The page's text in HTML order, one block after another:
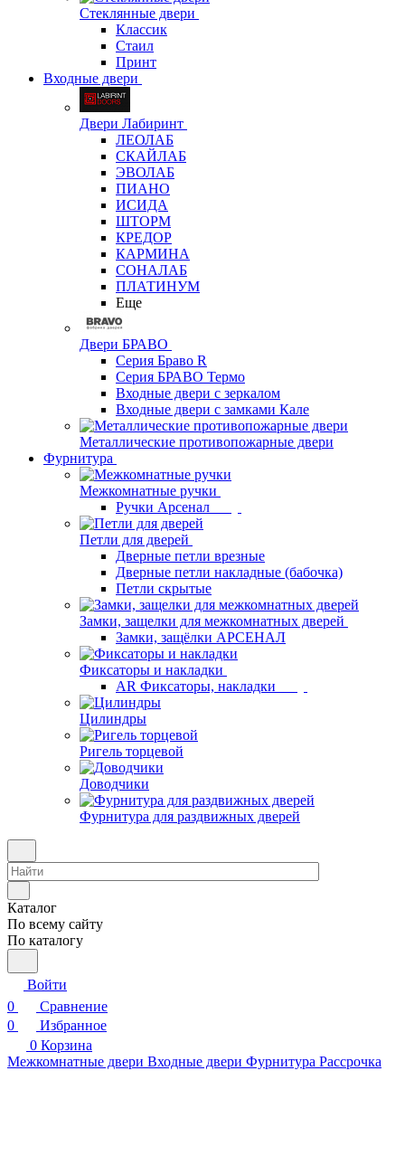
Стеклянные двери
Классик
Стаил
Принт
Входные двери
Двери Лабиринт
ЛЕОЛАБ
СКАЙЛАБ
ЭВОЛАБ
ПИАНО
ИСИДА
ШТОРМ
КРЕДОР
КАРМИНА
СОНАЛАБ
ПЛАТИНУМ
Еще
Двери БРАВО
Серия Браво R
Серия БРАВО Термо
Входные двери с зеркалом
Входные двери с замками Кале
Металлические противопожарные двери
Фурнитура
Межкомнатные ручки
Ручки Арсенал
Петли для дверей
Дверные петли врезные
Дверные петли накладные (бабочка)
Петли скрытые
Замки, защелки для межкомнатных дверей
Замки, защёлки АРСЕНАЛ
Фиксаторы и накладки
AR Фиксаторы, накладки
Цилиндры
Ригель торцевой
Доводчики
Фурнитура для раздвижных дверей
Каталог
По всему сайту
По каталогу
Войти
0
Сравнение
0
Избранное
0 Корзина
Межкомнатные двери Входные двери Фурнитура Рассрочка